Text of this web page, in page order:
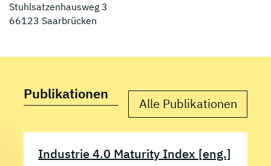
Stuhlsatzenhausweg 3
66123 Saarbrücken
Publikationen
Alle Publikationen
Industrie 4.0 Maturity Index [eng.]